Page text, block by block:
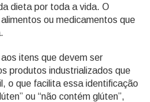
dieta por toda a vida. O
ou medicamentos que
itens que devem ser
produtos industrializados que
o que facilita essa identificação
ou “não contém glúten”,